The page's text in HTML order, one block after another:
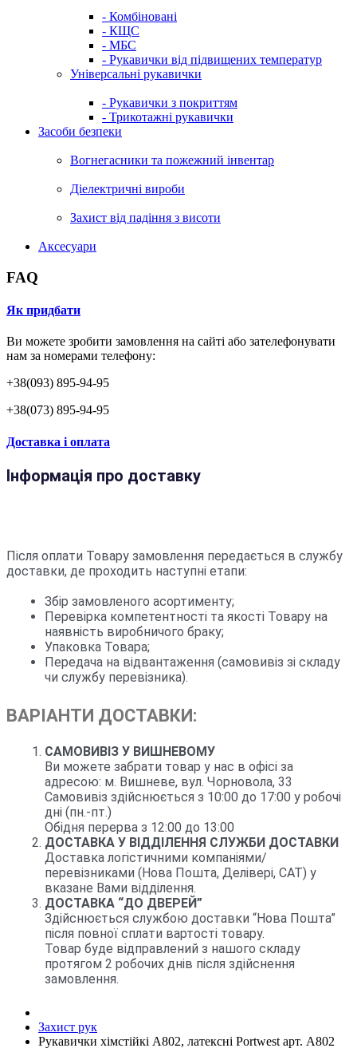
- Комбіновані
- КЩС
- МБС
- Рукавички від підвищених температур
Універсальні рукавички
- Рукавички з покриттям
- Трикотажні рукавички
Засоби безпеки
Вогнегасники та пожежний інвентар
Діелектричні вироби
Захист від падіння з висоти
Аксесуари
FAQ
Як придбати
Ви можете зробити замовлення на сайті або зателефонувати
нам за номерами телефону:
+38(093) 895-94-95
+38(073) 895-94-95
Доставка і оплата
Інформація про доставку
Після оплати Товару замовлення передається в службу
доставки, де проходить наступні етапи:
Збір замовленого асортименту;
Перевірка компетентності та якості Товару на
наявність виробничого браку;
Упаковка Товара;
Передача на відвантаження (самовивіз зі складу
чи службу перевізника).
ВАРІАНТИ ДОСТАВКИ:
САМОВИВІЗ У ВИШНЕВОМУ
Ви можете забрати товар у нас в офісі за
адресою: м. Вишневе, вул. Чорновола, 33
Самовивіз здійснюється з 10:00 до 17:00 у робочі
дні (пн.-пт.)
Обідня перерва з 12:00 до 13:00
ДОСТАВКА У ВІДДІЛЕННЯ СЛУЖБИ ДОСТАВКИ
Доставка логістичними компаніями/
перевізниками (Нова Пошта, Делівері, САТ) у
вказане Вами відділення.
ДОСТАВКА “ДО ДВЕРЕЙ”
Здійснюється службою доставки “Нова Пошта”
після повної сплати вартості товару.
Товар буде відправлений з нашого складу
протягом 2 робочих днів після здійснення
замовлення.
Захист рук
Рукавички хімстійкі A802, латексні Portwest арт. A802